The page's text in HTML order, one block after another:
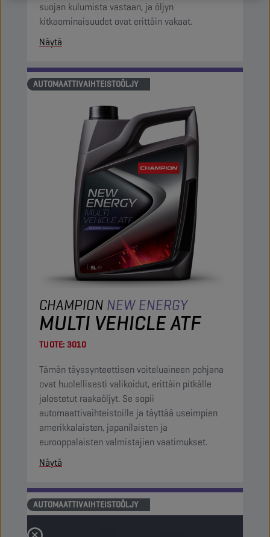
suojan kulumista vastaan, ja öljyn
kitkaominaisuudet ovat erittäin vakaat.
Näytä
AUTOMAATTIVAIHTEISTOÖLJY
CHAMPION NEW ENERGY
MULTI VEHICLE ATF
TUOTE: 3010
Tämän täyssynteettisen voiteluaineen pohjana
ovat huolellisesti valikoidut, erittäin pitkälle
jalostetut raakaöljyt. Se sopii
automaattivaihteistoille ja täyttää useimpien
amerikkalaisten, japanilaisten ja
eurooppalaisten valmistajien vaatimukset.
Näytä
AUTOMAATTIVAIHTEISTOÖLJY